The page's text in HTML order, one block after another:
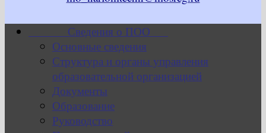
Сведения о ПОО
Основные сведения
Структура и органы управления
образовательной организацией
Документы
Образование
Руководство